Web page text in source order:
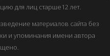
для лиц старше12 лет.
материалов сайта без
и упоминания имени автора